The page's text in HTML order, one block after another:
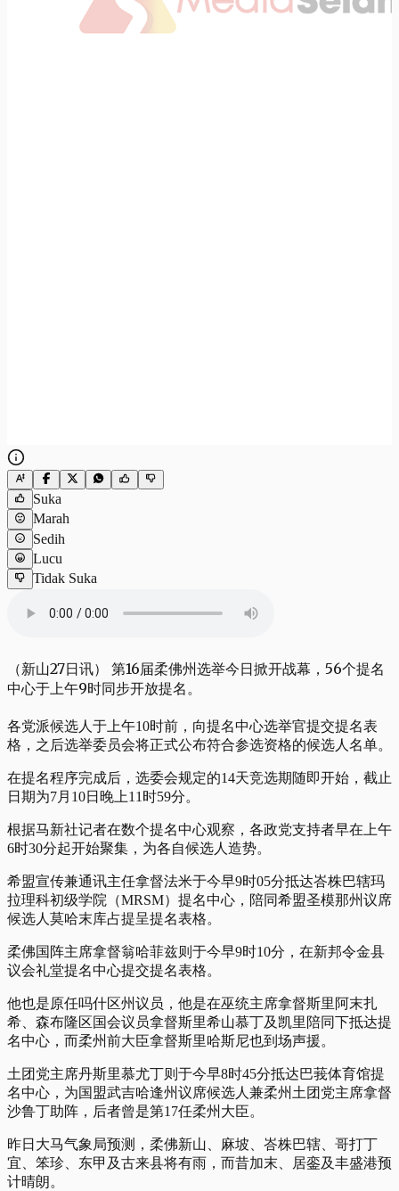
Suka
Marah
Sedih
Lucu
Tidak Suka
（新山27日讯） 第16届柔佛州选举今日掀开战幕，56个提名
中心于上午9时同步开放提名。
各党派候选人于上午10时前，向提名中心选举官提交提名表
格，之后选举委员会将正式公布符合参选资格的候选人名单。
在提名程序完成后，选委会规定的14天竞选期随即开始，截止
日期为7月10日晚上11时59分。
根据马新社记者在数个提名中心观察，各政党支持者早在上午
6时30分起开始聚集，为各自候选人造势。
希盟宣传兼通讯主任拿督法米于今早9时05分抵达峇株巴辖玛
拉理科初级学院（MRSM）提名中心，陪同希盟圣模那州议席
候选人莫哈末库占提呈提名表格。
柔佛国阵主席拿督翁哈菲兹则于今早9时10分，在新邦令金县
议会礼堂提名中心提交提名表格。
他也是原任吗什区州议员，他是在巫统主席拿督斯里阿末扎
希、森布隆区国会议员拿督斯里希山慕丁及凯里陪同下抵达提
名中心，而柔州前大臣拿督斯里哈斯尼也到场声援。
土团党主席丹斯里慕尤丁则于今早8时45分抵达巴莪体育馆提
名中心，为国盟武吉哈逢州议席候选人兼柔州土团党主席拿督
沙鲁丁助阵，后者曾是第17任柔州大臣。
昨日大马气象局预测，柔佛新山、麻坡、峇株巴辖、哥打丁
宜、笨珍、东甲及古来县将有雨，而昔加末、居銮及丰盛港预
计晴朗。